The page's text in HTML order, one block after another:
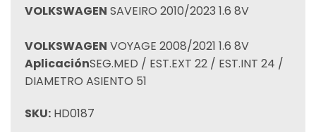
VOLKSWAGEN SAVEIRO 2010/2023 1.6 8V
VOLKSWAGEN VOYAGE 2008/2021 1.6 8V
AplicaciónSEG.MED / EST.EXT 22 / EST.INT 24 /
DIAMETRO ASIENTO 51
SKU: HD0187